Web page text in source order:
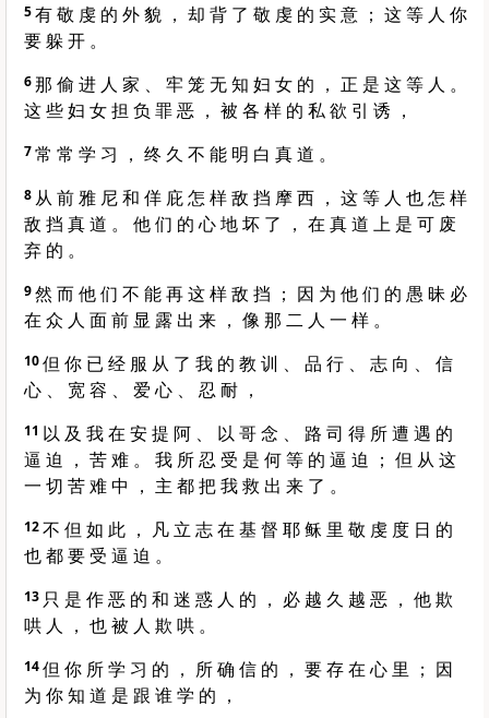
5有 敬 虔 的 外 貌 ， 却 背 了 敬 虔 的 实 意 ； 这 等 人 你
要 躲 开 。
6那 偷 进 人 家 、 牢 笼 无 知 妇 女 的 ， 正 是 这 等 人 。
这 些 妇 女 担 负 罪 恶 ， 被 各 样 的 私 欲 引 诱 ，
7常 常 学 习 ， 终 久 不 能 明 白 真 道 。
8 从 前 雅 尼 和 佯 庇 怎 样 敌 挡 摩 西 ， 这 等 人 也 怎 样
敌 挡 真 道 。 他 们 的 心 地 坏 了 ， 在 真 道 上 是 可 废
弃 的 。
9然 而 他 们 不 能 再 这 样 敌 挡 ； 因 为 他 们 的 愚 昧 必
在 众 人 面 前 显 露 出 来 ， 像 那 二 人 一 样 。
10但 你 已 经 服 从 了 我 的 教 训 、 品 行 、 志 向 、 信
心 、 宽 容 、 爱 心 、 忍 耐 ，
11 以 及 我 在 安 提 阿 、 以 哥 念 、 路 司 得 所 遭 遇 的
逼 迫 ， 苦 难 。 我 所 忍 受 是 何 等 的 逼 迫 ； 但 从 这
一 切 苦 难 中 ， 主 都 把 我 救 出 来 了 。
12不 但 如 此 ， 凡 立 志 在 基 督 耶 稣 里 敬 虔 度 日 的
也 都 要 受 逼 迫 。
13 只 是 作 恶 的 和 迷 惑 人 的 ， 必 越 久 越 恶 ， 他 欺
哄 人 ， 也 被 人 欺 哄 。
14但 你 所 学 习 的 ， 所 确 信 的 ， 要 存 在 心 里 ； 因
为 你 知 道 是 跟 谁 学 的 ，